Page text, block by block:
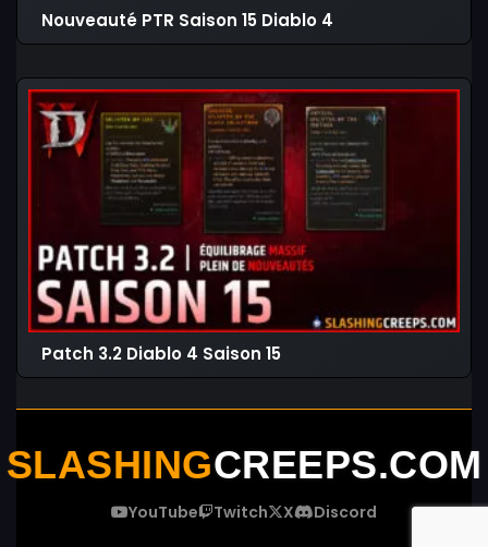
Nouveauté PTR Saison 15 Diablo 4
Patch 3.2 Diablo 4 Saison 15
SLASHINGCREEPS.COM
YouTube Twitch X Discord